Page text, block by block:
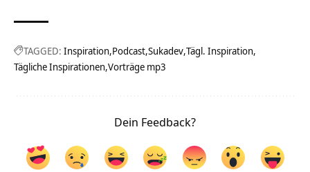
TAGGED: Inspiration Podcast Sukadev Tägl. Inspiration
Tägliche Inspirationen Vorträge mp3
Dein Feedback?